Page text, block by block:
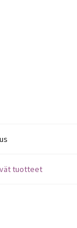
tuotteet